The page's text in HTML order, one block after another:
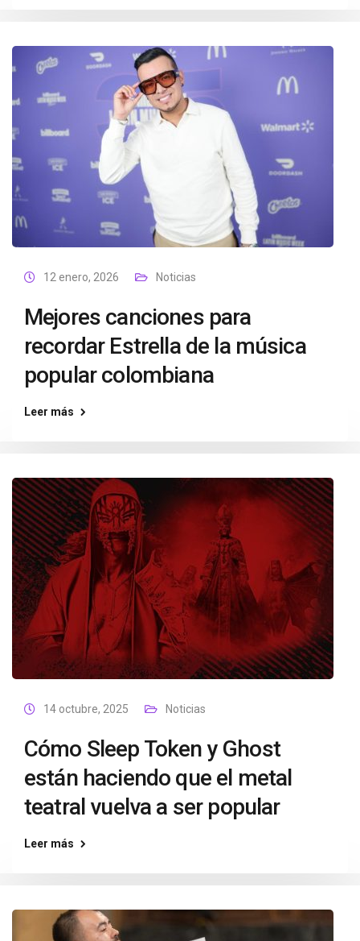
12 enero, 2026 Noticias
Mejores canciones para
recordar Estrella de la música
popular colombiana
Leer más
14 octubre, 2025 Noticias
Cómo Sleep Token y Ghost
están haciendo que el metal
teatral vuelva a ser popular
Leer más